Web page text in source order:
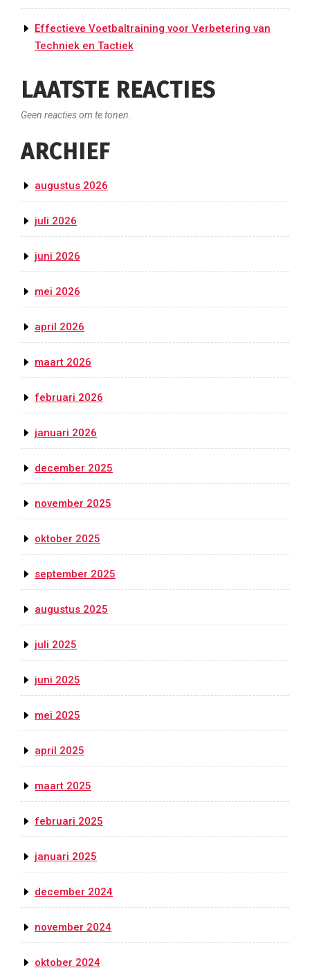
Effectieve Voetbaltraining voor Verbetering van
Techniek en Tactiek
LAATSTE REACTIES
Geen reacties om te tonen.
ARCHIEF
augustus 2026
juli 2026
juni 2026
mei 2026
april 2026
maart 2026
februari 2026
januari 2026
december 2025
november 2025
oktober 2025
september 2025
augustus 2025
juli 2025
juni 2025
mei 2025
april 2025
maart 2025
februari 2025
januari 2025
december 2024
november 2024
oktober 2024